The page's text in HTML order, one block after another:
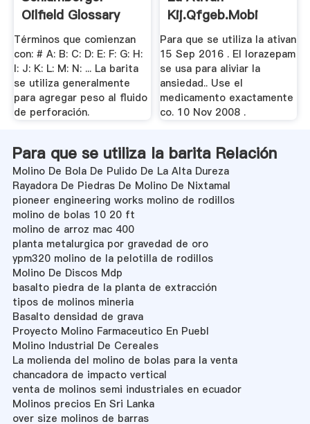
Oilfield Glossary
Términos que comienzan
con: # A: B: C: D: E: F: G: H:
I: J: K: L: M: N: ... La barita
se utiliza generalmente
para agregar peso al fluido
de perforación.
Kij.qfgeb.mobi
Para que se utiliza la ativan
15 Sep 2016 . El lorazepam
se usa para aliviar la
ansiedad.. Use el
medicamento exactamente
co. 10 Nov 2008 .
Para que se utiliza la barita Relación
Molino De Bola De Pulido De La Alta Dureza
Rayadora De Piedras De Molino De Nixtamal
pioneer engineering works molino de rodillos
molino de bolas 10 20 ft
molino de arroz mac 400
planta metalurgica por gravedad de oro
ypm320 molino de la pelotilla de rodillos
Molino De Discos Mdp
basalto piedra de la planta de extracción
tipos de molinos mineria
Basalto densidad de grava
Proyecto Molino Farmaceutico En Puebl
Molino Industrial De Cereales
La molienda del molino de bolas para la venta
chancadora de impacto vertical
venta de molinos semi industriales en ecuador
Molinos precios En Sri Lanka
over size molinos de barras